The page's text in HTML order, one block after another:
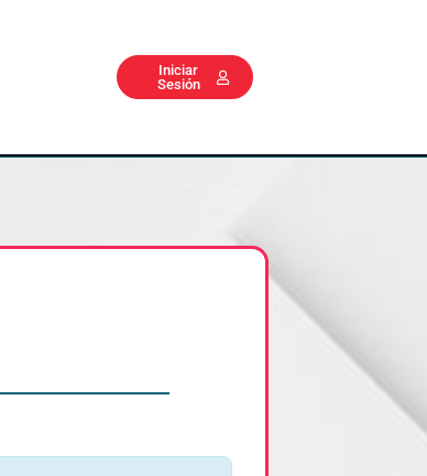
Iniciar
Sesión